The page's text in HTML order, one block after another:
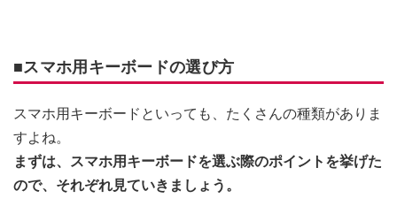
■スマホ用キーボードの選び方
スマホ用キーボードといっても、たくさんの種類がありま
すよね。
まずは、スマホ用キーボードを選ぶ際のポイントを挙げた
ので、それぞれ見ていきましょう。